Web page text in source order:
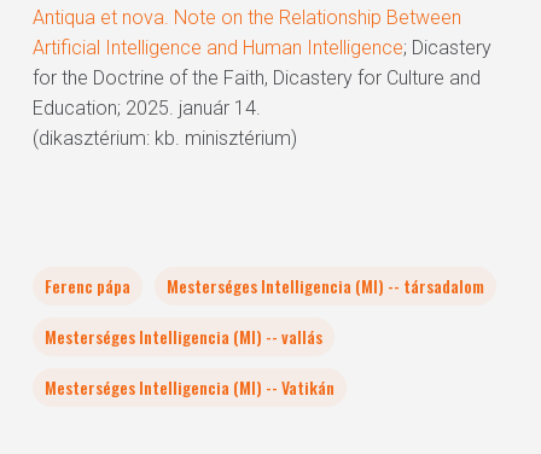
Antiqua et nova. Note on the Relationship Between
Artificial Intelligence and Human Intelligence; Dicastery
for the Doctrine of the Faith, Dicastery for Culture and
Education; 2025. január 14.
(dikasztérium: kb. minisztérium)
Ferenc pápa
Mesterséges Intelligencia (MI) -- társadalom
Mesterséges Intelligencia (MI) -- vallás
Mesterséges Intelligencia (MI) -- Vatikán